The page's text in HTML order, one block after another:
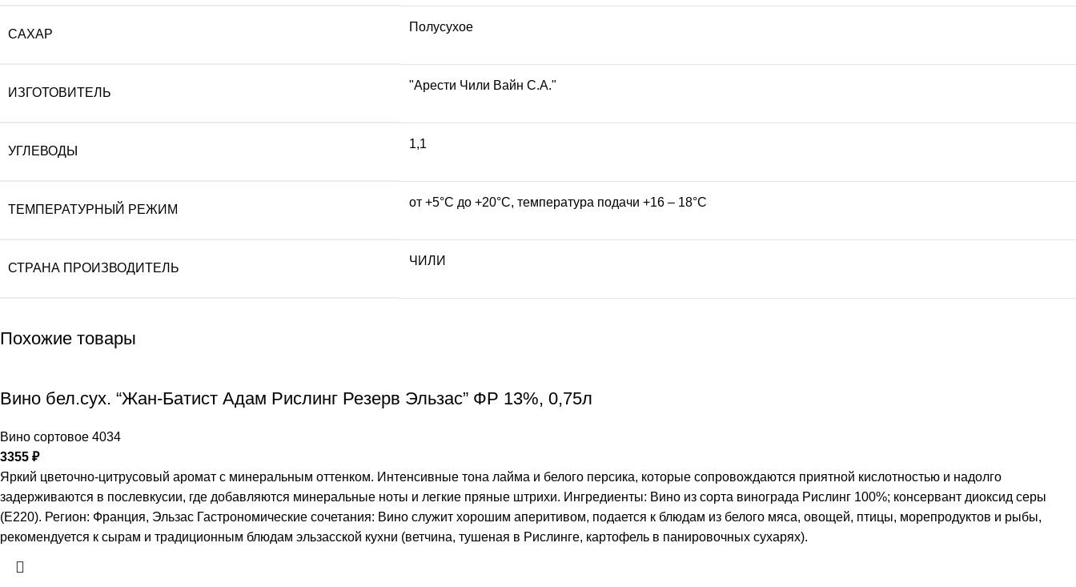
САХАР
Полусухое
ИЗГОТОВИТЕЛЬ
"Арести Чили Вайн С.А."
УГЛЕВОДЫ
1,1
ТЕМПЕРАТУРНЫЙ РЕЖИМ
от +5°С до +20°С, температура подачи +16 – 18°С
СТРАНА ПРОИЗВОДИТЕЛЬ
ЧИЛИ
Похожие товары
Вино бел.сух. “Жан-Батист Адам Рислинг Резерв Эльзас” ФР 13%, 0,75л
Вино сортовое 4034
3355 ₽
Яркий цветочно-цитрусовый аромат с минеральным оттенком. Интенсивные тона лайма и белого персика, которые сопровождаются приятной кислотностью и надолго
задерживаются в послевкусии, где добавляются минеральные ноты и легкие пряные штрихи. Ингредиенты: Вино из сорта винограда Рислинг 100%; консервант диоксид серы
(Е220). Регион: Франция, Эльзас Гастрономические сочетания: Вино служит хорошим аперитивом, подается к блюдам из белого мяса, овощей, птицы, морепродуктов и рыбы,
рекомендуется к сырам и традиционным блюдам эльзасской кухни (ветчина, тушеная в Рислинге, картофель в панировочных сухарях).